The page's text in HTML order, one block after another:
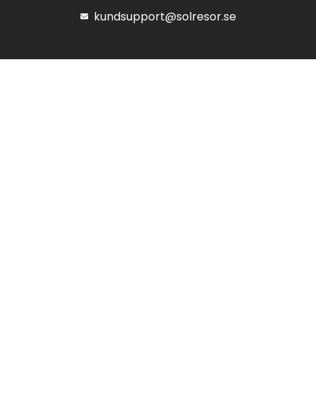
kundsupport@solresor.se